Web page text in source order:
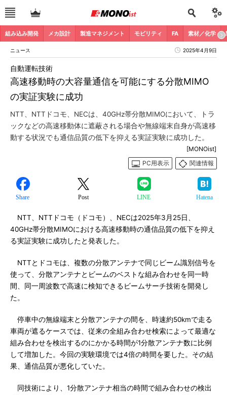
組み込み開発 メカ設計 製造マネジメント モビリティ FA 素材／化学
ニュース 2025年4月9日
高速移動時の大容量通信を可能にする分散MIMO
の実証実験に成功
自動運転技術
NTT、NTTドコモ、NECは、40GHz帯分散MIMOにおいて、トラ
ックなどの高速移動体に遮蔽される場合や無線端末自身が高速移
動する状況でも通信品質の低下を抑える実証実験に成功した。
[MONOist]
PC用表示
関連情報
Share Post LINE Hatena
NTT、NTTドコモ（ドコモ）、NECは2025年3月25日、
40GHz帯分散MIMOにおける高速移動時の通信品質の低下を抑え
る実証実験に成功したと発表した。
NTTとドコモは、複数の分散アンテナで同じビーム識別信号を
使って、分散アンテナとビームのベストな組み合わせを同一時
間、同一周波数で高速に検知できるビームサーチ技術を開発し
た。
停車中の無線端末と分散アンテナの間を、時速約50kmで走る
車両が遮るケースでは、従来の全組み合わせ検索によって最適な
組み合わせを検出するのにかかる時間が1分散アンテナ数に比例
して増加した。今回の実験環境では4倍の時間を要した。その結
果、通信品質が悪化していた。
同技術により、1分散アンテナ相当の時間で組み合わせの検出